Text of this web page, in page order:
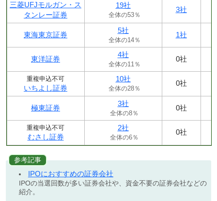
三菱UFJモルガン・ス
タンレー証券
19社
全体の53％
3社
東海東京証券
5社
全体の14％
1社
東洋証券
4社
全体の11％
0社
重複申込不可
いちよし証券
10社
全体の28％
0社
極東証券
3社
全体の8％
0社
重複申込不可
むさし証券
2社
全体の6％
0社
参考記事
IPOにおすすめの証券会社
IPOの当選回数が多い証券会社や、資金不要の証券会社などの
紹介。